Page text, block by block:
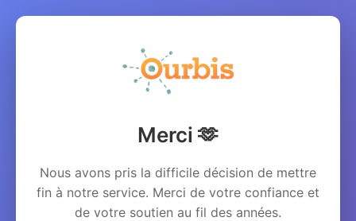
Merci 🫶
Nous avons pris la difficile décision de mettre
fin à notre service. Merci de votre confiance et
de votre soutien au fil des années.